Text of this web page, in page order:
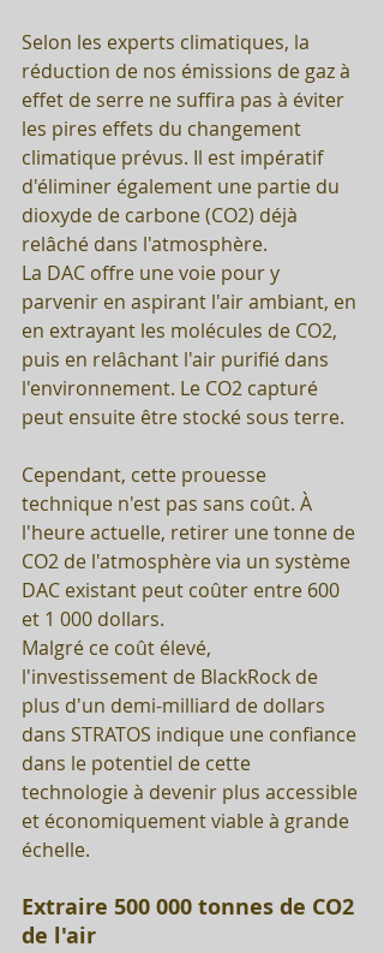
Selon les experts climatiques, la
réduction de nos émissions de gaz à
effet de serre ne suffira pas à éviter
les pires effets du changement
climatique prévus. Il est impératif
d'éliminer également une partie du
dioxyde de carbone (CO2) déjà
relâché dans l'atmosphère.
La DAC offre une voie pour y
parvenir en aspirant l'air ambiant, en
en extrayant les molécules de CO2,
puis en relâchant l'air purifié dans
l'environnement. Le CO2 capturé
peut ensuite être stocké sous terre.
Cependant, cette prouesse
technique n'est pas sans coût. À
l'heure actuelle, retirer une tonne de
CO2 de l'atmosphère via un système
DAC existant peut coûter entre 600
et 1 000 dollars.
Malgré ce coût élevé,
l'investissement de BlackRock de
plus d'un demi-milliard de dollars
dans STRATOS indique une confiance
dans le potentiel de cette
technologie à devenir plus accessible
et économiquement viable à grande
échelle.
Extraire 500 000 tonnes de CO2
de l'air